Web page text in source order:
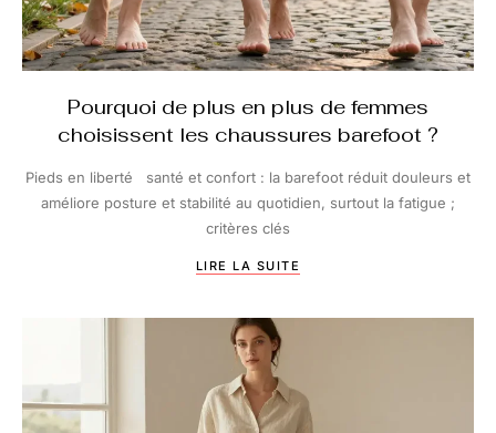
Pourquoi de plus en plus de femmes
choisissent les chaussures barefoot ?
Pieds en liberté santé et confort : la barefoot réduit douleurs et
améliore posture et stabilité au quotidien, surtout la fatigue ;
critères clés
LIRE LA SUITE